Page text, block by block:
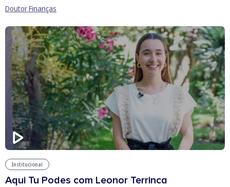
Doutor Finanças
Institucional
Aqui Tu Podes com Leonor Terrinca